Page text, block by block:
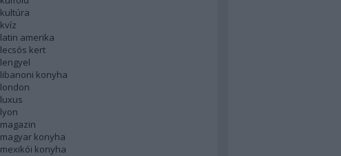
kultúra
kvíz
latin amerika
lecsós kert
lengyel
libanoni konyha
london
luxus
lyon
magazin
magyar konyha
mexikói konyha